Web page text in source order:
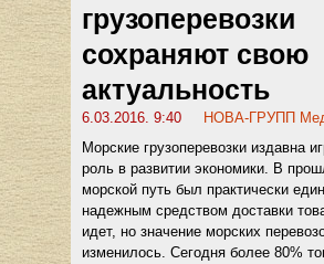
грузоперевозки
сохраняют свою
актуальность
6.03.2016. 9:40
НОВА-ГРУПП
Морские грузоперевозки издавна
роль в развитии экономики. В
морской путь был практически
надежным средством доставки
идет, но значение морских
изменилось. Сегодня более 80%